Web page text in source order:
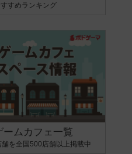
すめランキング
ームカフェ一覧
を全国500店舗以上掲載中